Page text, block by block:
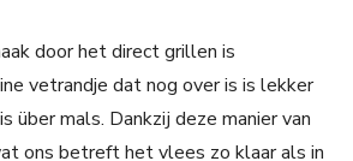
door het direct grillen is
vetrandje dat nog over is is lekker
über mals. Dankzij deze manier van
ons betreft het vlees zo klaar als in